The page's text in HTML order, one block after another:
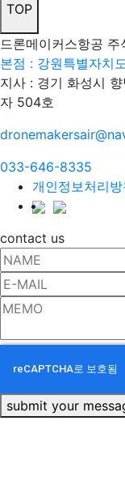
TOP
드론메이커스항공 주
본점 : 강원특별자치
지사 : 경기 화성시
자 504호
033-646-8335
개인정보처리방
contact us
submit your